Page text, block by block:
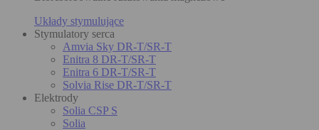
Układy stymulujące
Stymulatory serca
Amvia Sky DR-T/SR-T
Enitra 8 DR-T/SR-T
Enitra 6 DR-T/SR-T
Solvia Rise DR-T/SR-T
Elektrody
Solia CSP S
Solia